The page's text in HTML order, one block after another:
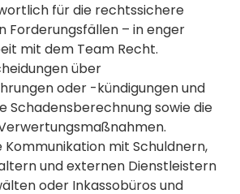
für die rechtssichere
Forderungsfällen – in enger
mit dem Team Recht.
über
oder -kündigungen und
Schadensberechnung sowie die
Kommunikation mit Schuldnern,
und externen Dienstleistern
oder Inkassobüros und